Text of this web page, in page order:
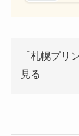
「札幌プリ
見る